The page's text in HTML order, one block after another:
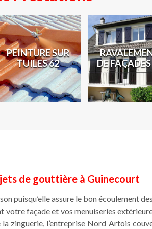
PEINTURE SUR
TUILES 62
DE
de gouttière à Guinecourt
puisqu’elle assure le bon écoulement
façade et vos menuiseries
zinguerie, l’entreprise Nord Artois